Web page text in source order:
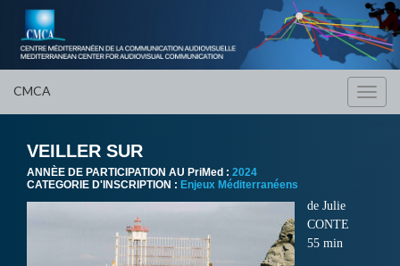
CMCA
VEILLER SUR
ANNÈE DE PARTICIPATION AU PriMed : 2024
CATEGORIE D'INSCRIPTION : Enjeux Méditerranéens
de Julie
CONTE
55 min